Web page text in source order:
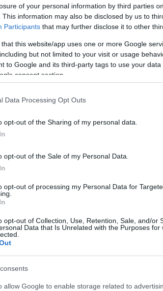
of your personal information by third parties
This information may also be disclosed by us to
Participants that may further disclose it to other
that this website/app uses one or more Google
but not limited to your visit or usage
to Google and its third-party tags to use your
consent section.
Data Processing Opt Outs
opt-out of the Sharing of my personal data.
opt-out of the Sale of my Personal Data.
opt-out of processing my Personal Data for
opt-out of Collection, Use, Retention, Sale, and/or
Data that Is Unrelated with the Purposes for
allow Google to enable storage related to
és Jared Moldenhauer, C.J. Kettler (A
az Emmy- és Annie Award-díjas
és Cosmo Segurson
jön szembe GSO-n vagy a social
a legjobbakat,iratkozz fel